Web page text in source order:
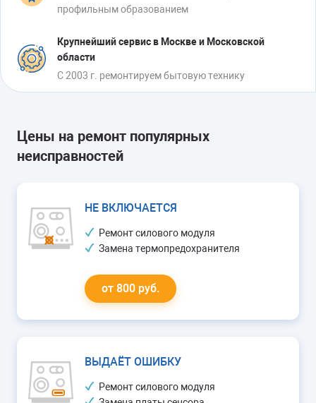
профильным образованием
Крупнейший сервис в Москве и Московской
области
С 2003 г. ремонтируем бытовую технику
Цены на ремонт популярных
неисправностей
НЕ ВКЛЮЧАЕТСЯ
Ремонт силового модуля
Замена термопредохранителя
от 800 руб.
ВЫДАЁТ ОШИБКУ
Ремонт силового модуля